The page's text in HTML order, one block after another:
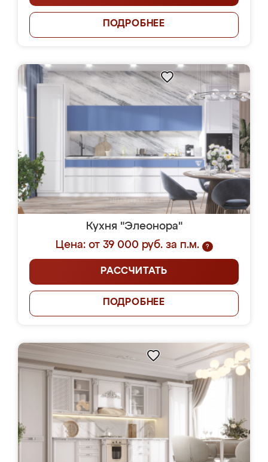
ПОДРОБНЕЕ
Кухня "Элеонора"
Цена: от 39 000 руб. за п.м.
?
РАССЧИТАТЬ
ПОДРОБНЕЕ